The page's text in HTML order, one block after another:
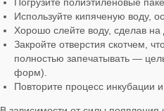
Используйте кипяченую воду,
Хорошо слейте воду, сделав на
Закройте отверстия скотчем,
полностью запечатывать —
форм).
Повторите процесс инкубации